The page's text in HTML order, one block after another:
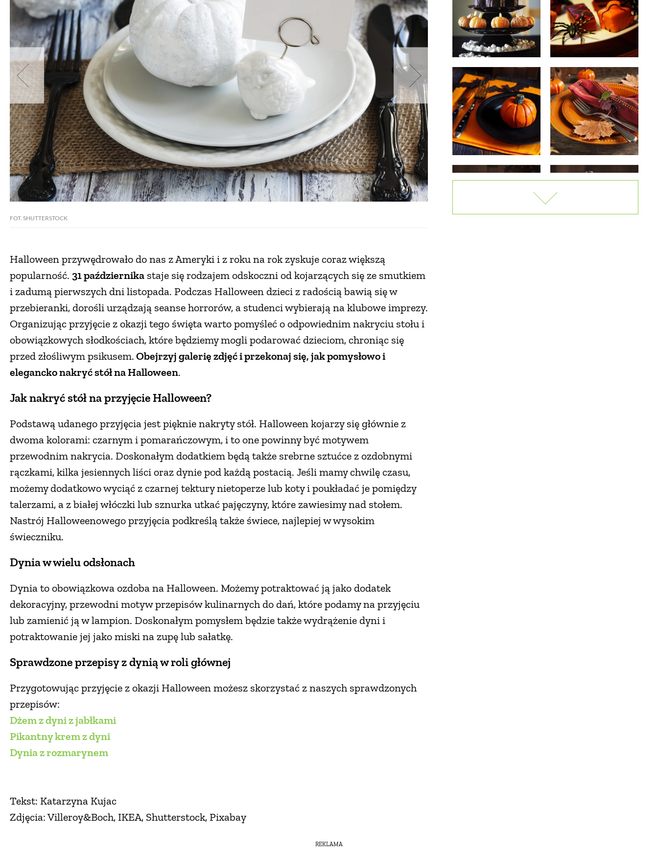
FOT. SHUTTERSTOCK
Halloween przywędrowało do nas z Ameryki i z roku na rok zyskuje coraz większą
popularność. 31 października staje się rodzajem odskoczni od kojarzących się ze smutkiem
i zadumą pierwszych dni listopada. Podczas Halloween dzieci z radością bawią się w
przebieranki, dorośli urządzają seanse horrorów, a studenci wybierają na klubowe imprezy.
Organizując przyjęcie z okazji tego święta warto pomyśleć o odpowiednim nakryciu stołu i
obowiązkowych słodkościach, które będziemy mogli podarować dzieciom, chroniąc się
przed złośliwym psikusem.Obejrzyj galerię zdjęć i przekonaj się, jak pomysłowo i
elegancko nakryć stół na Halloween.
Jak nakryć stół na przyjęcie Halloween?
Podstawą udanego przyjęcia jest pięknie nakryty stół. Halloween kojarzy się głównie z
dwoma kolorami: czarnym i pomarańczowym, i to one powinny być motywem
przewodnim nakrycia. Doskonałym dodatkiem będą także srebrne sztućce z ozdobnymi
rączkami, kilka jesiennych liści oraz dynie pod każdą postacią. Jeśli mamy chwilę czasu,
możemy dodatkowo wyciąć z czarnej tektury nietoperze lub koty i poukładać je pomiędzy
talerzami, a z białej włóczki lub sznurka utkać pajęczyny, które zawiesimy nad stołem.
Nastrój Halloweenowego przyjęcia podkreślą także świece, najlepiej w wysokim
świeczniku.
Dynia w wielu odsłonach
Dynia to obowiązkowa ozdoba na Halloween. Możemy potraktować ją jako dodatek
dekoracyjny, przewodni motyw przepisów kulinarnych do dań, które podamy na przyjęciu
lub zamienić ją w lampion. Doskonałym pomysłem będzie także wydrążenie dyni i
potraktowanie jej jako miski na zupę lub sałatkę.
Sprawdzone przepisy z dynią w roli głównej
Przygotowując przyjęcie z okazji Halloween możesz skorzystać z naszych sprawdzonych
przepisów:
Dżem z dyni z jabłkami
Pikantny krem z dyni
Dynia z rozmarynem
Tekst: Katarzyna Kujac
Zdjęcia: Villeroy&Boch, IKEA, Shutterstock, Pixabay
REKLAMA